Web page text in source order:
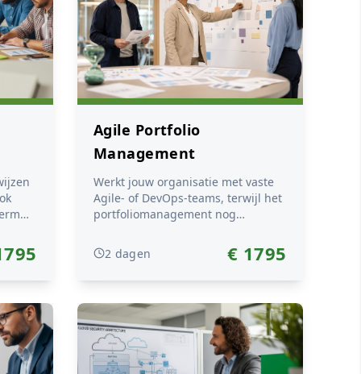
voor
hoe
Agile Portfolio
Management
Werkt jouw organisatie met vaste
Agile- of DevOps-teams, terwijl het
portfoliomanagement nog
tijdelijke projecten en traditionele
besluitvorming? En wil je het
lerend vermogen van de
te spelen op veranderingen?
Tijdens de tweedaagse training
Agile Portfolio Management leer je
hoe je portfolio's kunt sturen op
2 dagen € 1795